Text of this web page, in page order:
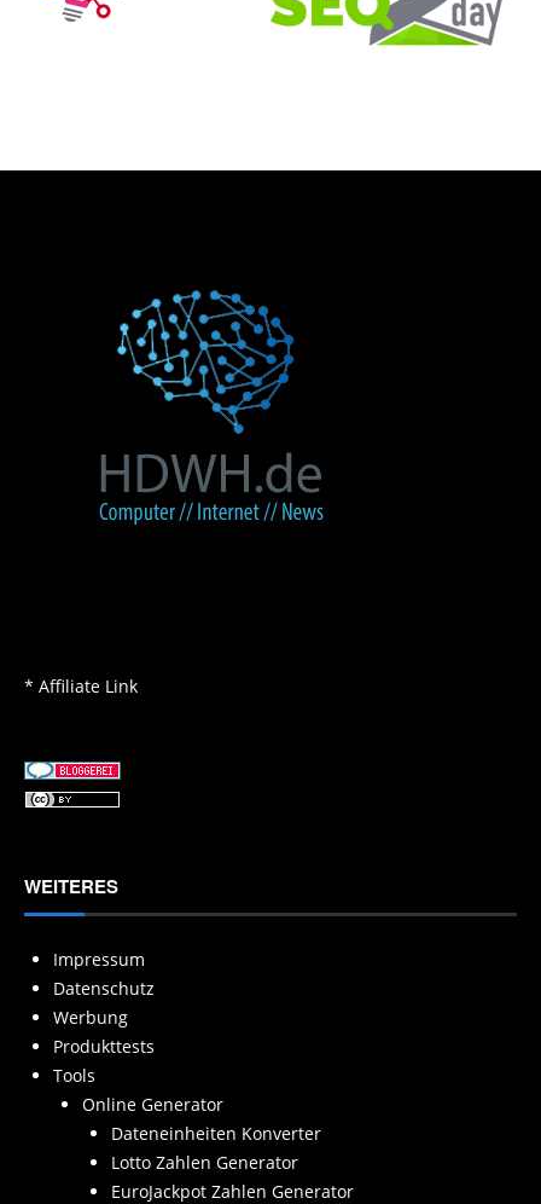
* Affiliate Link
WEITERES
Impressum
Datenschutz
Werbung
Produkttests
Tools
Online Generator
Dateneinheiten Konverter
Lotto Zahlen Generator
EuroJackpot Zahlen Generator